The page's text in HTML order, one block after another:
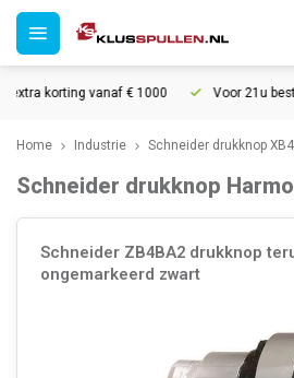
€ 1000 Voor 21u besteld, morgen in
Home Industrie Schneider drukknop XB4
Schneider drukknop
Schneider ZB4BA2 drukknop
ongemarkeerd zwart